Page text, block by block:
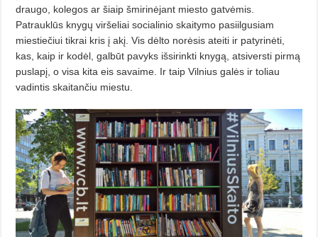
draugo, kolegos ar šiaip šmirinėjant miesto gatvėmis.
Patrauklūs knygų viršeliai socialinio skaitymo pasiilgusiam
miestiečiui tikrai kris į akį. Vis dėlto norėsis ateiti ir patyrinėti,
kas, kaip ir kodėl, galbūt pavyks išsirinkti knygą, atsiversti pirmą
puslapį, o visa kita eis savaime. Ir taip Vilnius galės ir toliau
vadintis skaitančiu miestu.